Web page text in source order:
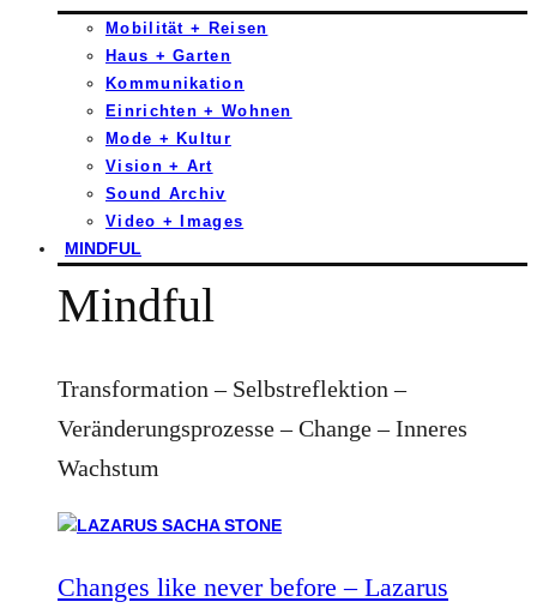
Mobilität + Reisen
Haus + Garten
Kommunikation
Einrichten + Wohnen
Mode + Kultur
Vision + Art
Sound Archiv
Video + Images
MINDFUL
Mindful
Transformation – Selbstreflektion –
Veränderungsprozesse – Change – Inneres
Wachstum
Changes like never before – Lazarus